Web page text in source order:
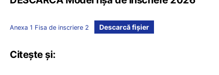
Anexa 1 Fisa de inscriere 2 Descarcă fișier
Citește și: